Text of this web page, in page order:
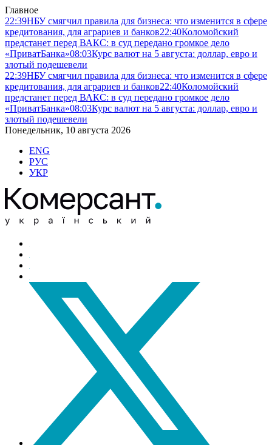
Главное
22:39НБУ смягчил правила для бизнеса: что изменится в сфере
кредитования, для аграриев и банков22:40Коломойский
предстанет перед ВАКС: в суд передано громкое дело
«ПриватБанка»08:03Курс валют на 5 августа: доллар, евро и
злотый подешевели
22:39НБУ смягчил правила для бизнеса: что изменится в сфере
кредитования, для аграриев и банков22:40Коломойский
предстанет перед ВАКС: в суд передано громкое дело
«ПриватБанка»08:03Курс валют на 5 августа: доллар, евро и
злотый подешевели
Понедельник, 10 августа 2026
ENG
РУС
УКР